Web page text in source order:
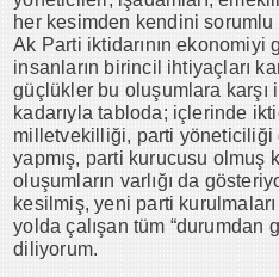
her kesimden kendini sorumlu
Ak Parti iktidarının ekonomiyi
insanların birincil ihtiyaçları
güçlükler bu oluşumlara karşı
kadarıyla tabloda; içlerinde
milletvekilliği, parti yöneticiliği
yapmış, parti kurucusu olmuş
oluşumların varlığı da
kesilmiş, yeni parti
yolda çalışan tüm “durumdan
diliyorum.